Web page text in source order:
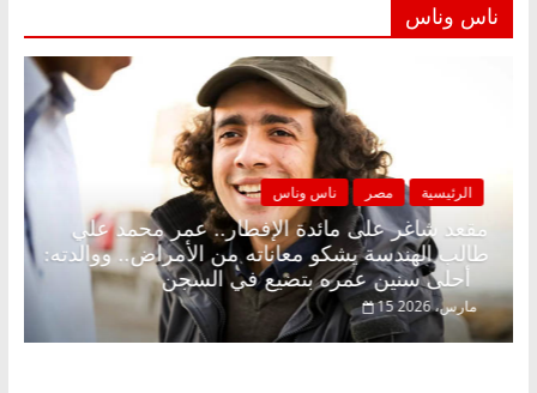
ناس وناس
الرئيسية مصر
مقعد شاغر على مائدة الإفطار..
طالب الهندسة يشكو معاناته من
أحلى سنين عمره بتضيع في السجن
15 مارس، 2026
بلا زينة رمضان.. د.
في انتظار حلم